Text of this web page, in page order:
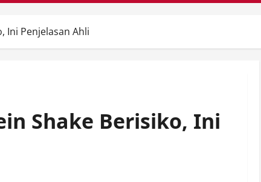
Ini Penjelasan Ahli
Shake Berisiko, Ini